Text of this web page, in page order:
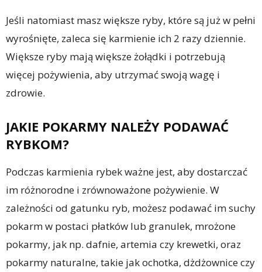
Jeśli natomiast masz większe ryby, które są już w pełni
wyrośnięte, zaleca się karmienie ich 2 razy dziennie.
Większe ryby mają większe żołądki i potrzebują
więcej pożywienia, aby utrzymać swoją wagę i
zdrowie.
JAKIE POKARMY NALEŻY PODAWAĆ
RYBKOM?
Podczas karmienia rybek ważne jest, aby dostarczać
im różnorodne i zrównoważone pożywienie. W
zależności od gatunku ryb, możesz podawać im suchy
pokarm w postaci płatków lub granulek, mrożone
pokarmy, jak np. dafnie, artemia czy krewetki, oraz
pokarmy naturalne, takie jak ochotka, dżdżownice czy